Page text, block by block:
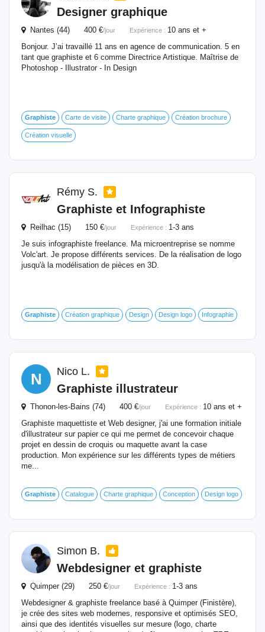
Designer graphique
Nantes (44) 400 €/jour Expérience : 10 ans et +
Bonjour. J’ai travaillé 11 ans en agence de communication. 5 en
tant que graphiste et 6 comme Directrice Artistique. Maîtrise de
Photoshop - Illustrator - In Design
Graphiste Carte de visite Charte graphique Création brochure
Création visuelle
Rémy S.
Graphiste et Infographiste
Reilhac (15) 150 €/jour Expérience : 1-3 ans
Je suis infographiste freelance. Ma microentreprise se nomme
Volc'art. Je propose différents services. De la réalisation de logo
jusqu'à la modélisation de pièces en 3D.
Graphiste Création graphique Design Design logo Infographie
N Nico L.
Graphiste illustrateur
Thonon-les-Bains (74) 400 €/jour Expérience : 10 ans et +
Graphiste maquettiste et Web designer, j'ai une formation initiale
d'illustrateur sur papier ce qui me permet de concevoir chaque
projet en dessin de croquis ou maquette avant la case
production. Mon expérience sur les différents types de métiers
me...
Graphiste Catalogue Charte graphique Conception Design logo
Simon B.
Webdesigner et graphiste
Quimper (29) 250 €/jour Expérience : 1-3 ans
Webdesigner & graphiste freelance basé à Quimper (Finistère),
je crée des sites web modernes, responsive et optimisés SEO,
ainsi que des identités visuelles sur mesure (logo, charte